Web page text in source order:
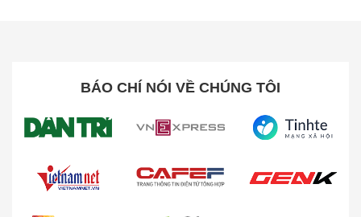
hướng RetractSense tiên tiến, giúp robot tự động
trường:
BÁO CHÍ NÓI VỀ CHÚNG TÔI